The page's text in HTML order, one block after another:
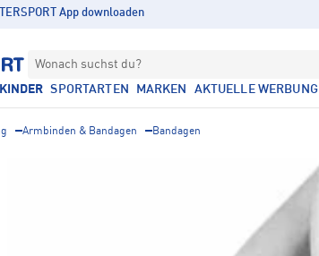
App downloaden
Wonach suchst du?
KINDER SPORTARTEN MARKEN AKTUELLE WERBUNG
Armbinden & Bandagen Bandagen